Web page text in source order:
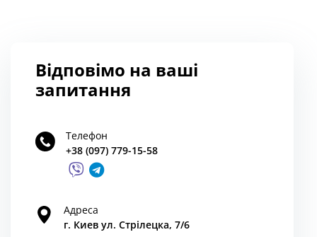
Відповімо на ваші
запитання
Телефон
+38 (097) 779-15-58
Адреса
г. Киев ул. Стрілецка, 7/6